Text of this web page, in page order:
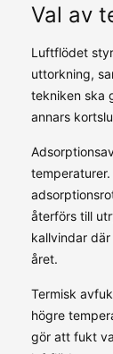
Val av
Luftflödet
uttorkning,
tekniken ska
annars
återförs till
kallvindar
året.
Termisk
högre
gör att fukt